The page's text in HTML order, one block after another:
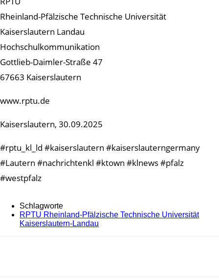
Rheinland-Pfälzische Technische Universität
Kaiserslautern Landau
Hochschulkommunikation
Gottlieb-Daimler-Straße 47
67663 Kaiserslautern
www.rptu.de
Kaiserslautern, 30.09.2025
#rptu_kl_ld #kaiserslautern #kaiserslauterngermany
#Lautern #nachrichtenkl #ktown #klnews #pfalz
#westpfalz
Schlagworte
RPTU Rheinland-Pfälzische Technische Universität
Kaiserslautern-Landau